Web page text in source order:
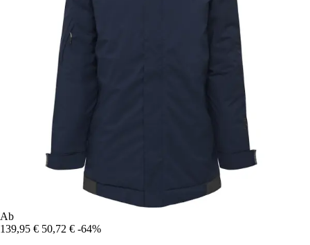
Ab
139,95 € 50,72 € -64%